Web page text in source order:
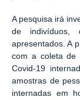
A pesquisa irá
de
apresentados. A
com a coleta de
Covid-19
amostras de
internadas em